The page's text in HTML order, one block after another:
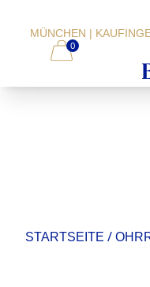
MÜNCHEN |
0
STARTSEITE /